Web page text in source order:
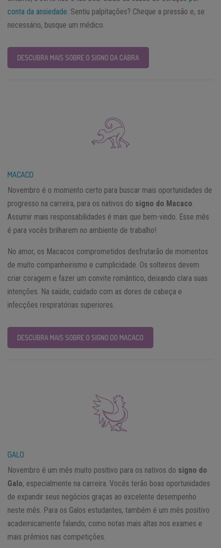
conta da ansiedade . Sentiu palpitações? Cheque a pressão e, se
necessário, busque um médico.
DESCUBRA MAIS SOBRE O SIGNO DA CABRA
MACACO
Novembro é o momento certo para buscar mais oportunidades de
progresso na carreira, para os nativos do signo do Macaco
Assumir mais responsabilidades é mais que bem-vindo. Esse mês
é para vocês brilharem no ambiente de trabalho!
No amor, os Macacos comprometidos desfrutarão de momentos
de muito companheirismo e cumplicidade. Os solteiros devem
criar coragem e fazer um convite romântico, deixando clara suas
intenções. Na saúde, cuidado com as dores de cabeça e
infecções respiratórias superiores.
DESCUBRA MAIS SOBRE O SIGNO DO MACACO
GALO
Novembro é um mês muito positivo para os nativos do signo do
Galo, especialmente na carreira. Vocês terão boas oportunidades
de expandir seus negócios graças ao excelente desempenho
neste mês. Para os Galos estudantes, também é um mês positivo
academicamente falando, como notas mais altas nos exames e
mais prêmios nas competições.